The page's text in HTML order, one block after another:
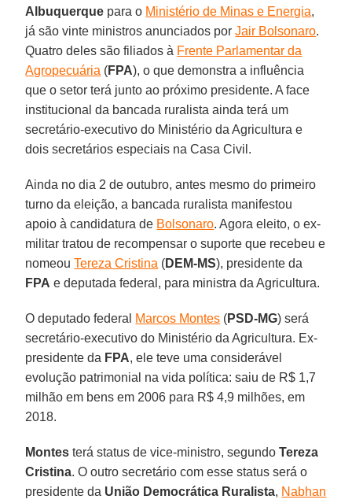
Albuquerque para o Ministério de Minas e Energia,
já são vinte ministros anunciados porJair Bolsonaro.
Quatro deles são filiados à Frente Parlamentar da
Agropecuária (FPA), o que demonstra a influência
que o setor terá junto ao próximo presidente. A face
institucional da bancada ruralista ainda terá um
secretário-executivo do Ministério da Agricultura e
dois secretários especiais na Casa Civil.
Ainda no dia 2 de outubro, antes mesmo do primeiro
turno da eleição, a bancada ruralista manifestou
apoio à candidatura de Bolsonaro. Agora eleito, o ex-
militar tratou de recompensar o suporte que recebeu e
nomeouTereza Cristina (DEM-MS), presidente da
FPA e deputada federal, para ministra da Agricultura.
O deputado federal Marcos Montes (PSD-MG) será
secretário-executivo do Ministério da Agricultura. Ex-
presidente da FPA, ele teve uma considerável
evolução patrimonial na vida política: saiu de R$ 1,7
milhão em bens em 2006 para R$ 4,9 milhões, em
2018.
Montes terá status de vice-ministro, segundoTereza
Cristina. O outro secretário com esse status será o
presidente da União Democrática Ruralista, Nabhan